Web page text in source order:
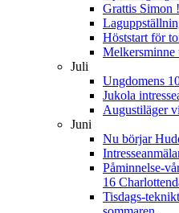
Grattis Simon
Höststart för
Melkersminne
Juli
Ungdomens
Jukola
Augustiläger
Juni
Nu börjar
Påminnelse-
16
Tisdags-